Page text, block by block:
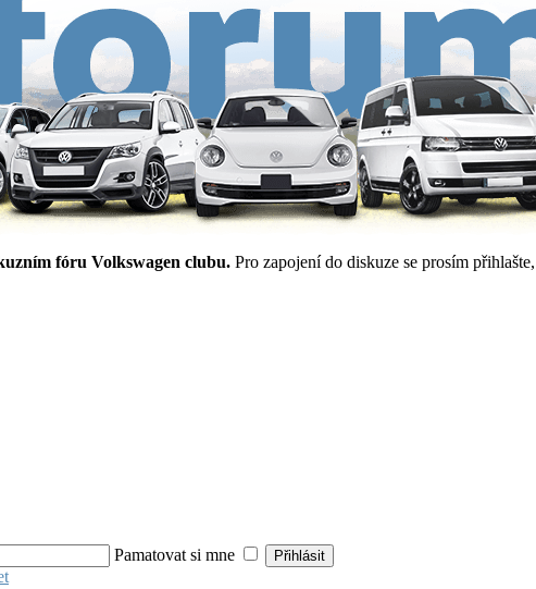
fóru Volkswagen clubu. Pro zapojení do diskuze se prosím
Pamatovat si mne